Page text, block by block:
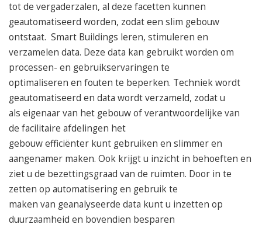
tot de vergaderzalen, al deze facetten kunnen
geautomatiseerd worden, zodat een slim gebouw
ontstaat. Smart Buildings leren, stimuleren en
verzamelen data. Deze data kan gebruikt worden om
processen- en gebruikservaringen te
optimaliseren en fouten te beperken. Techniek wordt
geautomatiseerd en data wordt verzameld, zodat u
als eigenaar van het gebouw of verantwoordelijke van
de facilitaire afdelingen het
gebouw efficiënter kunt gebruiken en slimmeren
aangenamer maken. Ook krijgt u inzicht in behoeften en
ziet u de bezettingsgraad van de ruimten. Door in te
zetten op automatisering en gebruik te
maken van geanalyseerde data kunt u inzetten op
duurzaamheid en bovendien besparen